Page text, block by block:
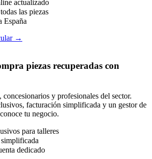
actualizado
las piezas
España
→
piezas recuperadas con
concesionarios y profesionales del sector.
facturación simplificada y un gestor de
tu negocio.
para talleres
dedicado